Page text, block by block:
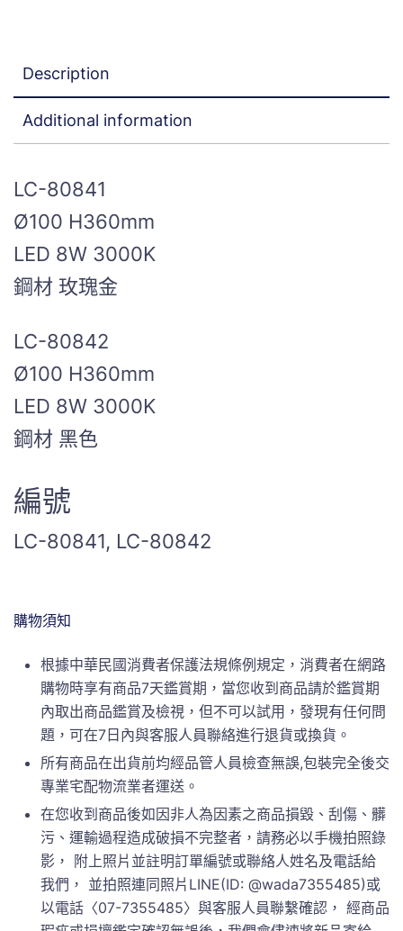
Description
Additional information
LC-80841
Ø100 H360mm
LED 8W 3000K
鋼材 玫瑰金
LC-80842
Ø100 H360mm
LED 8W 3000K
鋼材 黑色
編號
LC-80841, LC-80842
購物須知
根據中華民國消費者保護法規條例規定，消費者在網路
購物時享有商品7天鑑賞期，當您收到商品請於鑑賞期
內取出商品鑑賞及檢視，但不可以試用，發現有任何問
題，可在7日內與客服人員聯絡進行退貨或換貨。
所有商品在出貨前均經品管人員檢查無誤,包裝完全後交
專業宅配物流業者運送。
在您收到商品後如因非人為因素之商品損毀、刮傷、髒
污、運輸過程造成破損不完整者，請務必以手機拍照錄
影， 附上照片並註明訂單編號或聯絡人姓名及電話給
我們， 並拍照連同照片LINE(ID: @wada7355485)或
以電話〈07-7355485〉與客服人員聯繫確認， 經商品